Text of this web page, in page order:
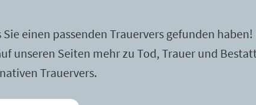
Sie einen passenden Trauervers gefunden
unseren Seiten mehr zu Tod, Trauer und
Trauervers.